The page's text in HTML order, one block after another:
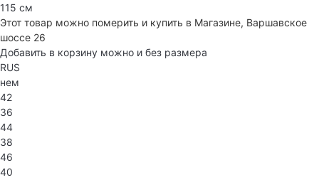
115 см
Этот товар можно померить и купить в Магазине, Варшавское
шоссе 26
Добавить в корзину можно и без размера
RUS
нем
42
36
44
38
46
40